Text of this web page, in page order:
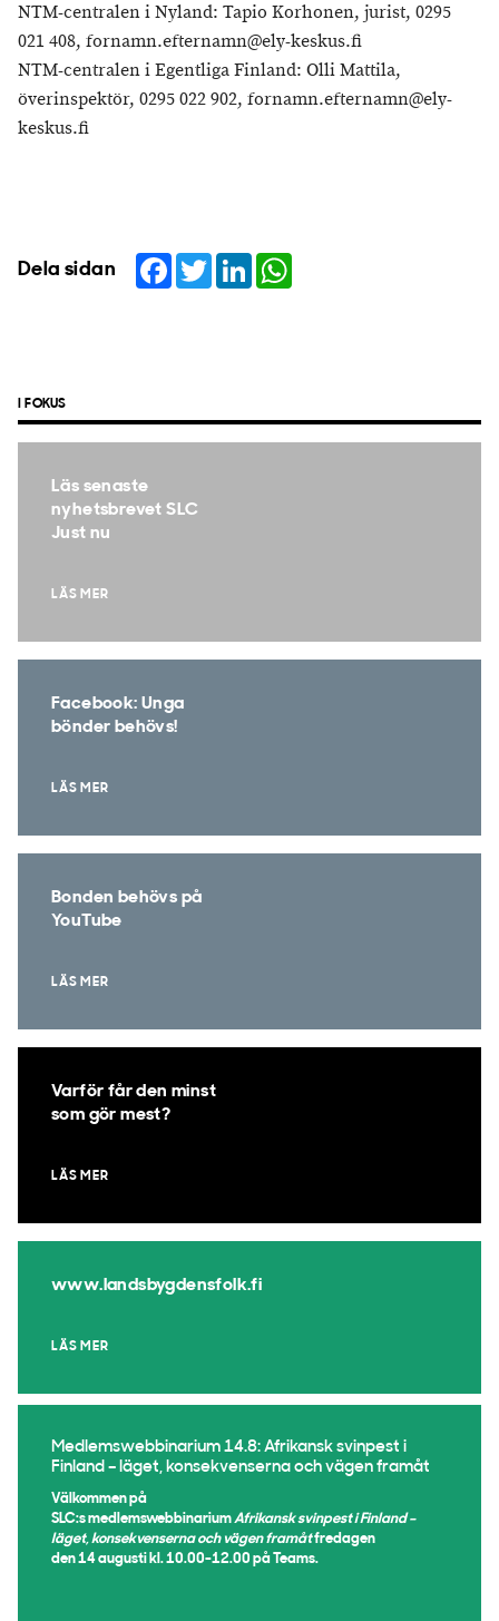
NTM-centralen i Nyland: Tapio Korhonen, jurist, 0295
021 408, fornamn.efternamn@ely-keskus.fi
NTM-centralen i Egentliga Finland: Olli Mattila,
överinspektör, 0295 022 902, fornamn.efternamn@ely-
keskus.fi
Dela sidan Facebook
TwitterLinkedIn
I FOKUS
Läs senaste
nyhetsbrevet SLC
Just nu
LÄS MER
Facebook: Unga
bönder behövs!
LÄS MER
Bonden behövs på
YouTube
LÄS MER
Varför får den minst
som gör mest?
LÄS MER
www.landsbygdensfolk.fi
LÄS MER
Medlemswebbinarium 14.8: Afrikansk svinpest i
Finland – läget, konsekvenserna och vägen framåt
Välkommen på
SLC:s medlemswebbinariumAfrikansk svinpest i Finland –
läget, konsekvenserna och vägen framåtfredagen
den 14 augusti kl. 10.00-12.00 på Teams.